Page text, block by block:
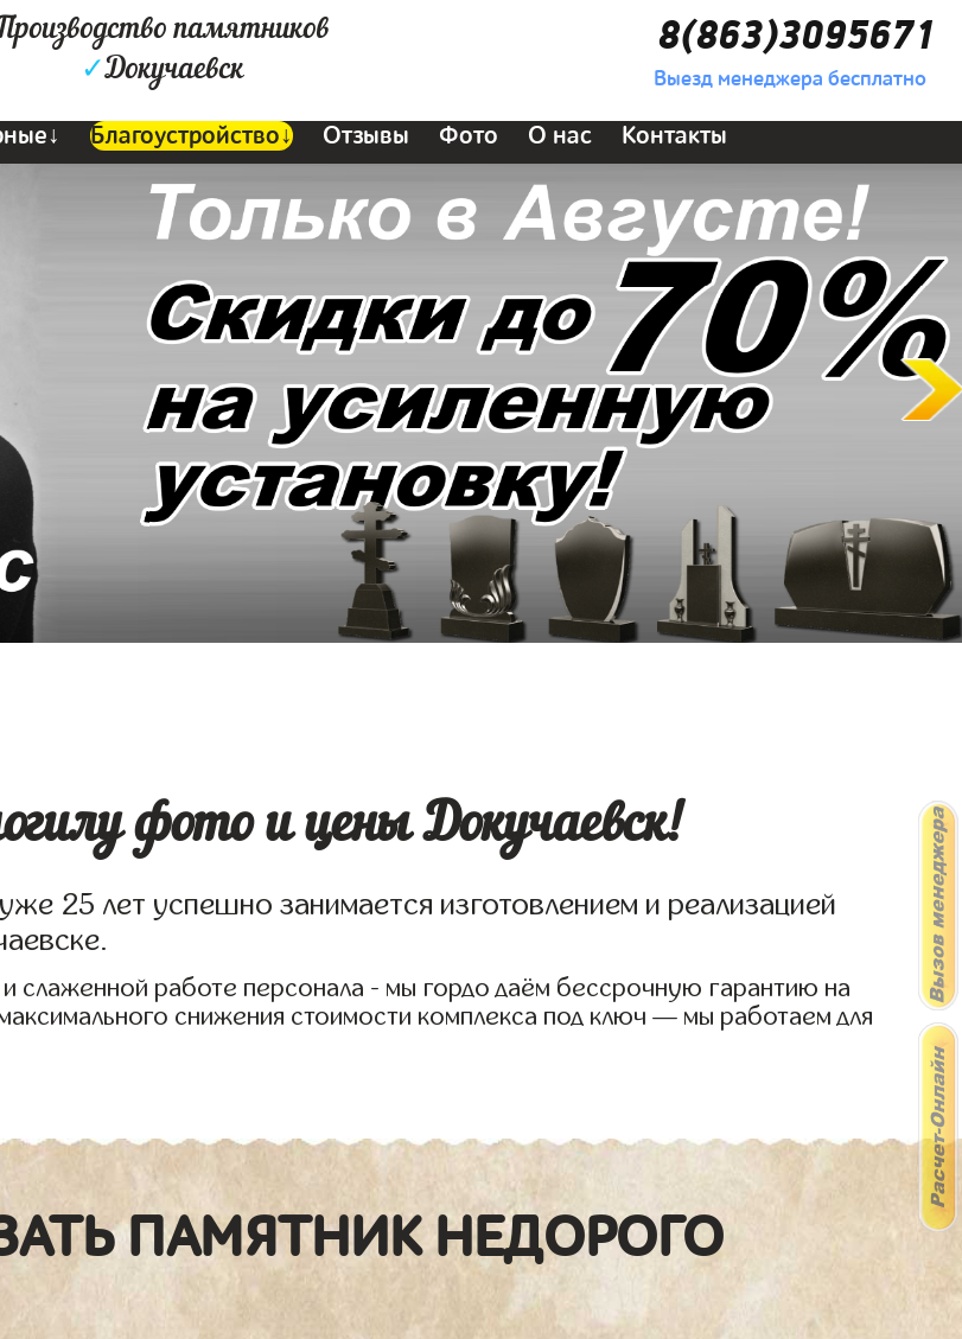
памятников
✓Докучаевск
8(863)3095671
Выезд менеджера бесплатно
Благоустройство↓ Отзывы Фото О нас Контакты
фото и цены Докучаевск!
25 лет успешно занимается изготовлением и реализацией
слаженной работе персонала - мы гордо даём бессрочную гарантию на
снижения стоимости комплекса под ключ — мы работаем для
ПАМЯТНИК НЕДОРОГО